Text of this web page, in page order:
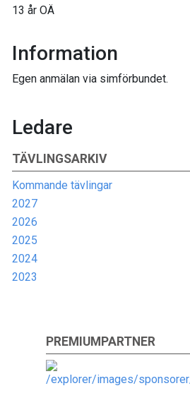
TÄVLINGSARKIV
Kommande tävlingar
2027
2026
2025
2024
2023
13 år OÄ
Information
Egen anmälan via simförbundet.
Ledare
PREMIUMPARTNER